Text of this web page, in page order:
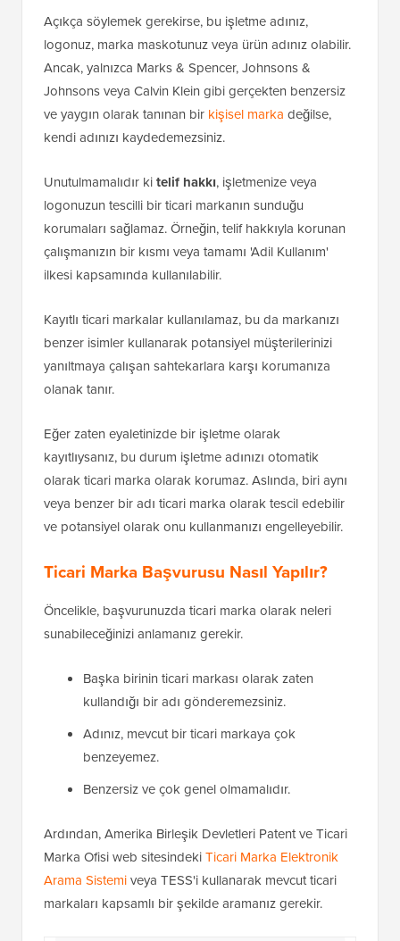
Açıkça söylemek gerekirse, bu işletme adınız,
logonuz, marka maskotunuz veya ürün adınız olabilir.
Ancak, yalnızca Marks & Spencer, Johnsons &
Johnsons veya Calvin Klein gibi gerçekten benzersiz
ve yaygın olarak tanınan bir kişisel marka değilse,
kendi adınızı kaydedemezsiniz.
Unutulmamalıdır kitelif hakkı, işletmenize veya
logonuzun tescilli bir ticari markanın sunduğu
korumaları sağlamaz. Örneğin, telif hakkıyla korunan
çalışmanızın bir kısmı veya tamamı 'Adil Kullanım'
ilkesi kapsamında kullanılabilir.
Kayıtlı ticari markalar kullanılamaz, bu da markanızı
benzer isimler kullanarak potansiyel müşterilerinizi
yanıltmaya çalışan sahtekarlara karşı korumanıza
olanak tanır.
Eğer zaten eyaletinizde bir işletme olarak
kayıtlıysanız, bu durum işletme adınızı otomatik
olarak ticari marka olarak korumaz. Aslında, biri aynı
veya benzer bir adı ticari marka olarak tescil edebilir
ve potansiyel olarak onu kullanmanızı engelleyebilir.
Ticari Marka Başvurusu Nasıl Yapılır?
Öncelikle, başvurunuzda ticari marka olarak neleri
sunabileceğinizi anlamanız gerekir.
Başka birinin ticari markası olarak zaten
kullandığı bir adı gönderemezsiniz.
Adınız, mevcut bir ticari markaya çok
benzeyemez.
Benzersiz ve çok genel olmamalıdır.
Ardından, Amerika Birleşik Devletleri Patent ve Ticari
Marka Ofisi web sitesindekiTicari Marka Elektronik
Arama Sistemiveya TESS'i kullanarak mevcut ticari
markaları kapsamlı bir şekilde aramanız gerekir.